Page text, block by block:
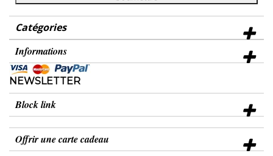
Catégories
Informations
NEWSLETTER
Block link
Offrir une carte cadeau